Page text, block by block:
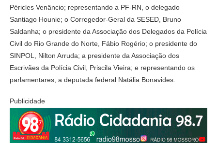
Péricles Venâncio; representando a PF-RN, o delegado
Santiago Hounie; o Corregedor-Geral da SESED, Bruno
Saldanha; o presidente da Associação dos Delegados da Polícia
Civil do Rio Grande do Norte, Fábio Rogério; o presidente do
SINPOL, Nilton Arruda; a presidente da Associação dos
Escrivães da Polícia Civil, Priscila Vieira; e representando os
parlamentares, a deputada federal Natália Bonavides.
Publicidade